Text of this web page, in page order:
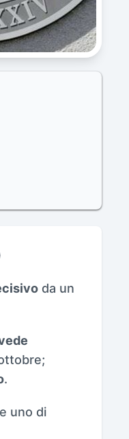
da un
.
uno di